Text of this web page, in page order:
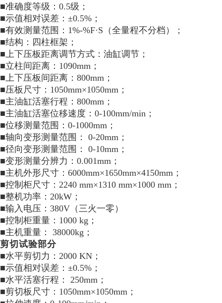
■准确度等级：0.5级；
■示值相对误差：±0.5%；
■有效测量范围：1%-%F·S（全量程不分档）；
■结构：四柱框架；
■上下压板距离调节方式：油缸调节；
■立柱间距离：1090mm；
■上下压板间距离：800mm；
■压板尺寸：1050mm×1050mm；
■主油缸活塞行程：800mm；
■主油缸活塞位移速度：0-100mm/min；
■位移测量范围：0-1000mm；
■轴向变形测量范围： 0-20mm；
■径向变形测量范围： 0-10mm；
■变形测量分辨力：0.001mm；
■主机外形尺寸：6000mm×1650mm×4150mm；
■控制柜尺寸：2240 mm×1310 mm×1000 mm；
■整机功率：20kW；
■输入电压：380V（三火一零）
■控制柜重量：1000 kg；
■主机重量： 38000kg；
剪切试验部分
■水平剪切力：2000 KN；
■示值相对误差：±0.5%；
■水平活塞行程： 250mm；
■剪切板尺寸：1050mm×1050mm；